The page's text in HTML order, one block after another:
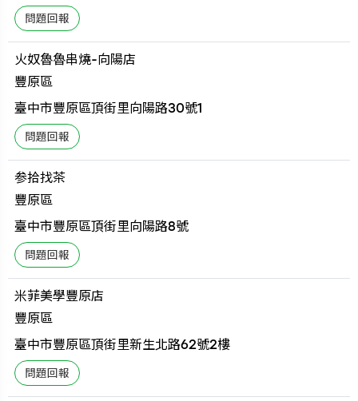
火奴魯魯串燒-向陽店
豐原區
臺中市豐原區頂街里向陽路30號1
参拾找茶
豐原區
臺中市豐原區頂街里向陽路8號
米菲美學豐原店
豐原區
臺中市豐原區頂街里新生北路62號2樓